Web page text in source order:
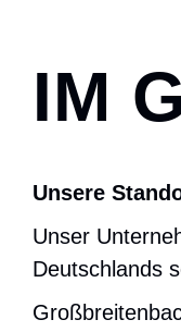
IM
Unsere
Unser
Deutschlands